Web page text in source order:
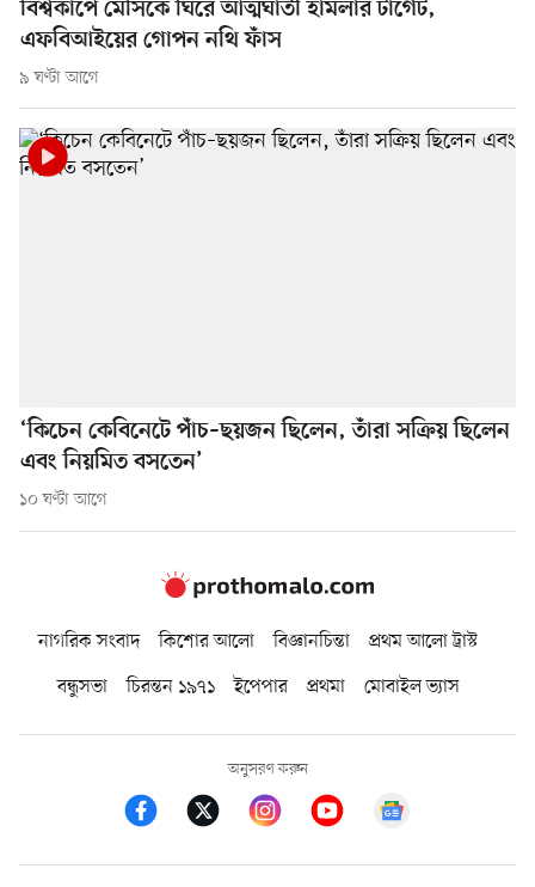
বিশ্বকাপে মেসিকে ঘিরে আত্মঘাতী হামলার টার্গেট,
এফবিআইয়ের গোপন নথি ফাঁস
৯ ঘণ্টা আগে
‘কিচেন কেবিনেটে পাঁচ–ছয়জন ছিলেন, তাঁরা সক্রিয় ছিলেন
এবং নিয়মিত বসতেন’
১০ ঘণ্টা আগে
নাগরিক সংবাদ কিশোর আলো বিজ্ঞানচিন্তা
প্রথম আলো ট্রাস্ট
বন্ধুসভা
চিরন্তন ১৯৭১ ইপেপার প্রথমা মোবাইল ভ্যাস
অনুসরণ করুন